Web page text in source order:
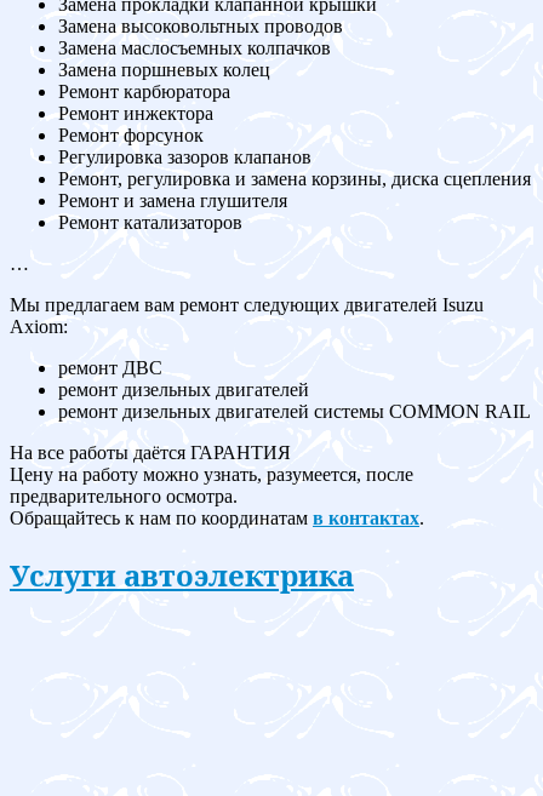
Замена прокладки клапанной крышки
Замена высоковольтных проводов
Замена маслосъемных колпачков
Замена поршневых колец
Ремонт карбюратора
Ремонт инжектора
Ремонт форсунок
Регулировка зазоров клапанов
Ремонт, регулировка и замена корзины, диска сцепления
Ремонт и замена глушителя
Ремонт катализаторов
…
Мы предлагаем вам ремонт следующих двигателей Isuzu
Axiom:
ремонт ДВС
ремонт дизельных двигателей
ремонт дизельных двигателей системы COMMON RAIL
На все работы даётся ГАРАНТИЯ
Цену на работу можно узнать, разумеется, после
предварительного осмотра.
Обращайтесь к нам по координатам в контактах.
Услуги автоэлектрика